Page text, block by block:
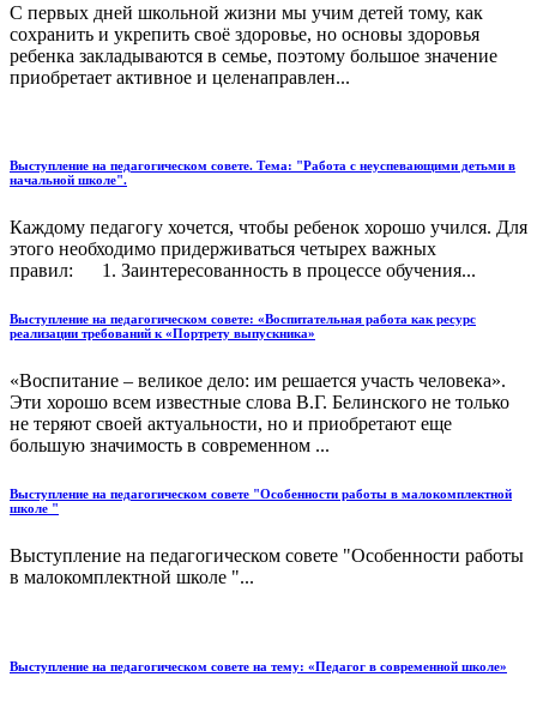
С первых дней школьной жизни мы учим детей тому, как
сохранить и укрепить своё здоровье, но основы здоровья
ребенка закладываются в семье, поэтому большое значение
приобретает активное и целенаправлен...
Выступление на педагогическом совете. Тема: "Работа с неуспевающими детьми в
начальной школе".
Каждому педагогу хочется, чтобы ребенок хорошо учился. Для
этого необходимо придерживаться четырех важных
правил: 1. Заинтересованность в процессе обучения...
Выступление на педагогическом совете: «Воспитательная работа как ресурс
реализации требований к «Портрету выпускника»
«Воспитание – великое дело: им решается участь человека».
Эти хорошо всем известные слова В.Г. Белинского не только
не теряют своей актуальности, но и приобретают еще
большую значимость в современном ...
Выступление на педагогическом совете "Особенности работы в малокомплектной
школе "
Выступление на педагогическом совете "Особенности работы
в малокомплектной школе "...
Выступление на педагогическом совете на тему: «Педагог в современной школе»